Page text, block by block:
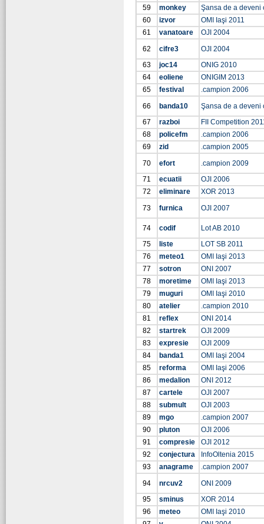
59
monkey
Şansa de a deveni
60
izvor
OMI Iaşi 2011
61
vanatoare
OJI 2004
62
cifre3
OJI 2004
63
joc14
ONIG 2010
64
eoliene
ONIGIM 2013
65
festival
.campion 2006
66
banda10
Şansa de a deveni
67
razboi
FII Competition
68
policefm
.campion 2006
69
zid
.campion 2005
70
efort
.campion 2009
71
ecuatii
OJI 2006
72
eliminare
XOR 2013
73
furnica OJI 2007
74 codif
Lot AB 2010
75
liste
LOT SB 2011
76
meteo1
OMI Iaşi 2013
77
sotron
ONI 2007
78
moretime
OMI Iaşi 2013
79
muguri
OMI Iaşi 2010
80
atelier
.campion 2010
81
reflex
ONI 2014
82
startrek
OJI 2009
83
expresie
OJI 2009
84
banda1
OMI Iaşi 2004
85
reforma
OMI Iaşi 2006
86
medalion
ONI 2012
87
cartele
OJI 2007
88
submult
OJI 2003
89
mgo
.campion 2007
90
pluton
OJI 2006
91
compresie
OJI 2012
92
conjectura
InfoOltenia 2015
93
anagrame
.campion 2007
94
nrcuv2
ONI 2009
95
sminus
XOR 2014
96
meteo
OMI Iaşi 2010